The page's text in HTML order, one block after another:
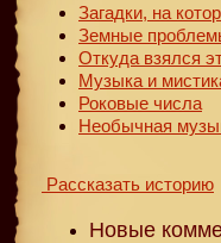
Загадки, на
Земные
Откуда взялся
Музыка и
Роковые числа
Необычная
Рассказать историю
Новые